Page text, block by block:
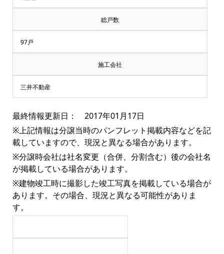
総戸数
97戸
施工会社
三井不動産
最終情報更新日： 2017年01月17日
※上記情報は分譲当時のパンフレット掲載内容などを記
載していますので、現況と異なる場合があります。
※分譲時会社は社名変更（合併、分割含む）後の会社名
が掲載している場合があります。
※建物竣工時に撮影した竣工写真を掲載している場合が
あります。その場合、現況と異なる可能性がありま
す。